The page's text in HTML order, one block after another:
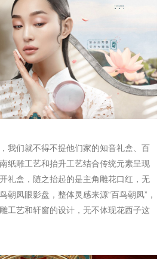
我们就不得不提他们家的知音礼盒、百
纸雕工艺和抬升工艺结合传统元素呈现
礼盒，随之抬起的是主角雕花口红，无
朝凤眼影盘，整体灵感来源“百鸟朝凤”，
工艺和轩窗的设计，无不体现花西子这